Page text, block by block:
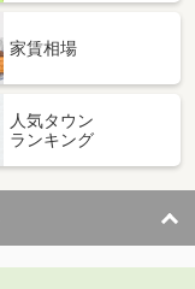
家賃相場
人気タウン
ランキング